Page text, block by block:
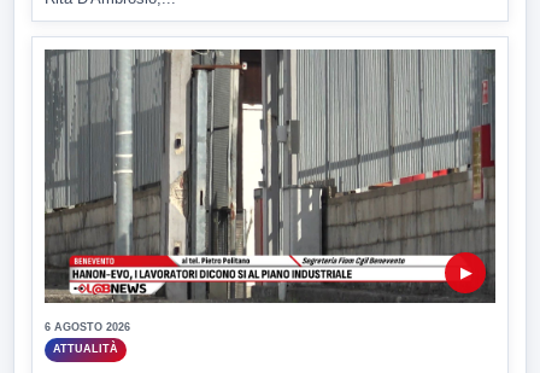
▶
6 AGOSTO 2026
ATTUALITÀ